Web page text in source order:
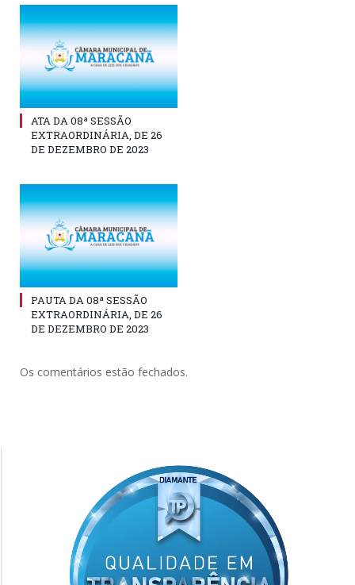
ATA DA 08ª SESSÃO
EXTRAORDINÁRIA, DE 26
DE DEZEMBRO DE 2023
PAUTA DA 08ª SESSÃO
EXTRAORDINÁRIA, DE 26
DE DEZEMBRO DE 2023
Os comentários estão fechados.